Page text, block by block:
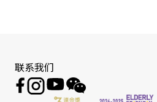
联系我们